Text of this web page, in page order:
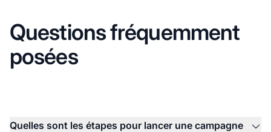
Questions fréquemment
posées
Quelles sont les étapes pour lancer une campagne